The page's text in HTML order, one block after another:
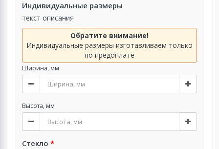
Индивидуальные размеры
текст описания
Обратите внимание!
Индивидуальные размеры изготавливаем только
по предоплате
Ширина, мм
Высота, мм
Стекло